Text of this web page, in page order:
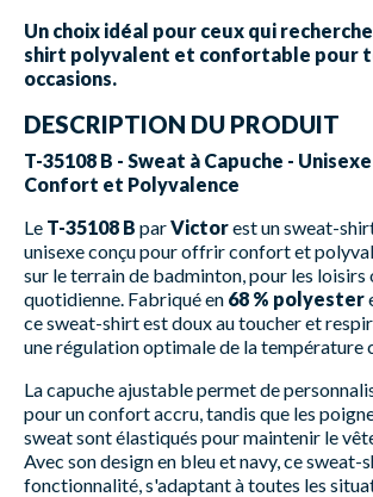
Un choix idéal pour ceux qui
shirt polyvalent et confortable pour
occasions.
DESCRIPTION DU PRODUIT
T-35108 B - Sweat à Capuche -
Confort et Polyvalence
Le T-35108 B parVictorest un sweat-
unisexe conçu pour offrir confort et
sur le terrain de badminton, pour les loisirs
quotidienne. Fabriqué en 68 % polyester
ce sweat-shirt est doux au toucher et
une régulation optimale de la température
La capuche ajustable permet de
pour un confort accru, tandis que les
sweat sont élastiqués pour maintenir le
Avec son design en bleu et navy, ce
fonctionnalité, s'adaptant à toutes les